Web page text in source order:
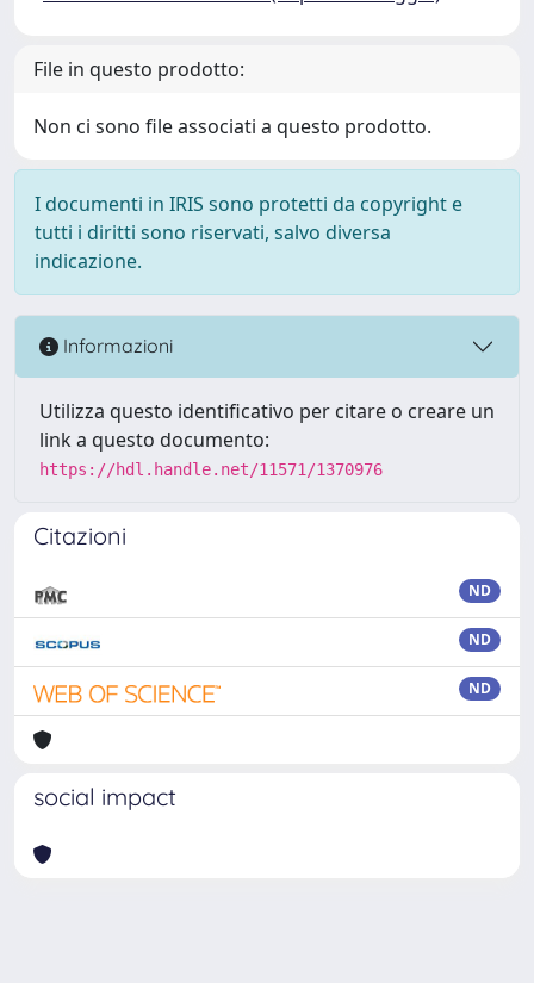
File in questo prodotto:
Non ci sono file associati a questo prodotto.
I documenti in IRIS sono protetti da copyright e
tutti i diritti sono riservati, salvo diversa
indicazione.
Informazioni
Utilizza questo identificativo per citare o creare un
link a questo documento:
https://hdl.handle.net/11571/1370976
Citazioni
ND
ND
ND
social impact